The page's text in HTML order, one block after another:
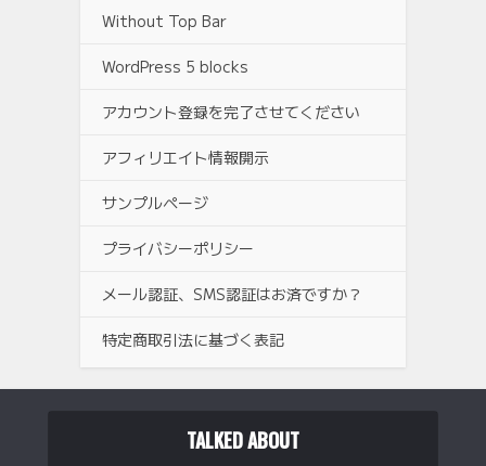
Without Top Bar
WordPress 5 blocks
アカウント登録を完了させてください
アフィリエイト情報開示
サンプルページ
プライバシーポリシー
メール認証、SMS認証はお済ですか？
特定商取引法に基づく表記
TALKED ABOUT